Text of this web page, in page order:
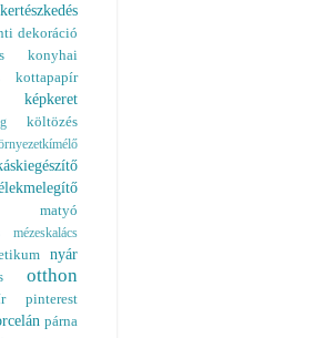
kertészkedés
dekoráció
konyhai
kottapapír
képkeret
költözés
matyó
mézeskalács
nyár
otthon
pinterest
párna